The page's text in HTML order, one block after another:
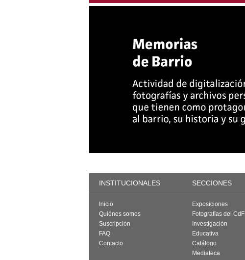
INSTITUCIONALES SECCIONES
Inicio
Quiénes somos
Suscripción
FAQ
Contacto
Exposiciones
Fotografías del CdF
Investigación
Educativa
Catálogo
Mediateca